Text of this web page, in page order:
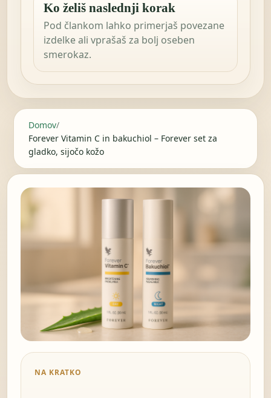
Ko želiš naslednji korak
Pod člankom lahko primerjaš povezane
izdelke ali vprašaš za bolj oseben
smerokaz.
Domov/
Forever Vitamin C in bakuchiol – Forever set za
gladko, sijočo kožo
NA KRATKO